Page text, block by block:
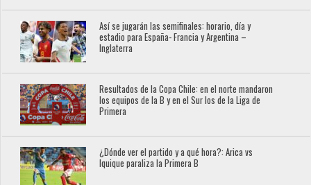
Así se jugarán las semifinales: horario, día y
estadio para España- Francia y Argentina –
Inglaterra
Resultados de la Copa Chile: en el norte mandaron
los equipos de la B y en el Sur los de la Liga de
Primera
¿Dónde ver el partido y a qué hora?: Arica vs
Iquique paraliza la Primera B